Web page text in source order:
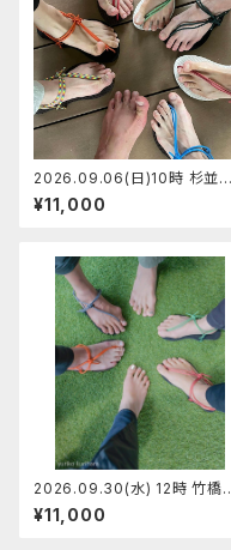
2026.09.06(日)10時 杉並区
阿佐ヶ谷マンサンダルワーク
ショップ 【定員7】ペーサン
¥11,000
2026.09.30(水) 12時 竹橋
居前 マンサンダルワークショッ
プ 【定員5】りゅうさん
¥11,000